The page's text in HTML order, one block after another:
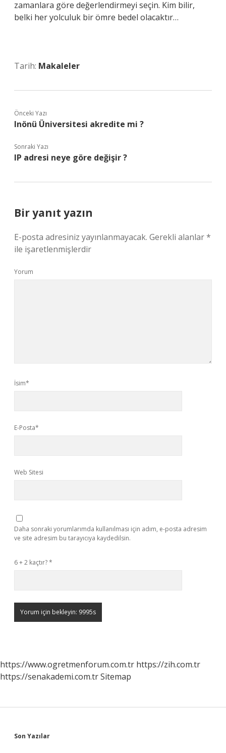
zamanlara göre değerlendirmeyi seçin. Kim bilir,
belki her yolculuk bir ömre bedel olacaktır…
Tarih: Makaleler
Önceki Yazı
Inönü Üniversitesi akredite mi ?
Sonraki Yazı
IP adresi neye göre değişir ?
Bir yanıt yazın
E-posta adresiniz yayınlanmayacak. Gerekli alanlar*
ile işaretlenmişlerdir
Yorum
İsim*
E-Posta*
Web Sitesi
Daha sonraki yorumlarımda kullanılması için adım, e-posta adresim
ve site adresim bu tarayıcıya kaydedilsin.
6 + 2 kaçtır?*
https://www.ogretmenforum.com.tr https://zih.com.tr
https://senakademi.com.trSitemap
Sidebar
Son Yazılar